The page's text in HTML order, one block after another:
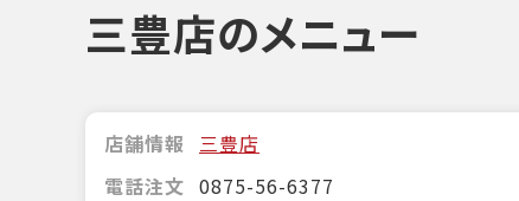
三豊店のメニュー
店舗情報 三豊店
電話注文 0875-56-6377